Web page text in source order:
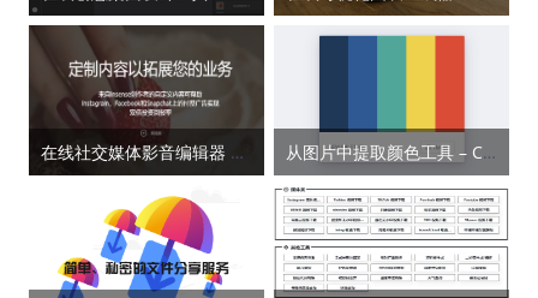
在线社交媒体影音编辑器 – Insense 从图片中提取颜色工具 – ColorKitty